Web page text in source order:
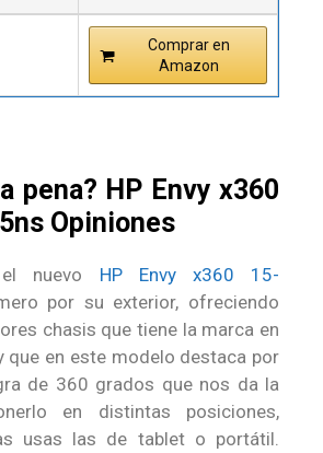
Comprar en
Amazon
pena? HP Envy x360
Opiniones
el nuevo HP Envy x360 15-
por su exterior, ofreciendo
chasis que tiene la marca en
que en este modelo destaca por
de 360 grados que nos da la
en distintas posiciones,
usas las de tablet o portátil.